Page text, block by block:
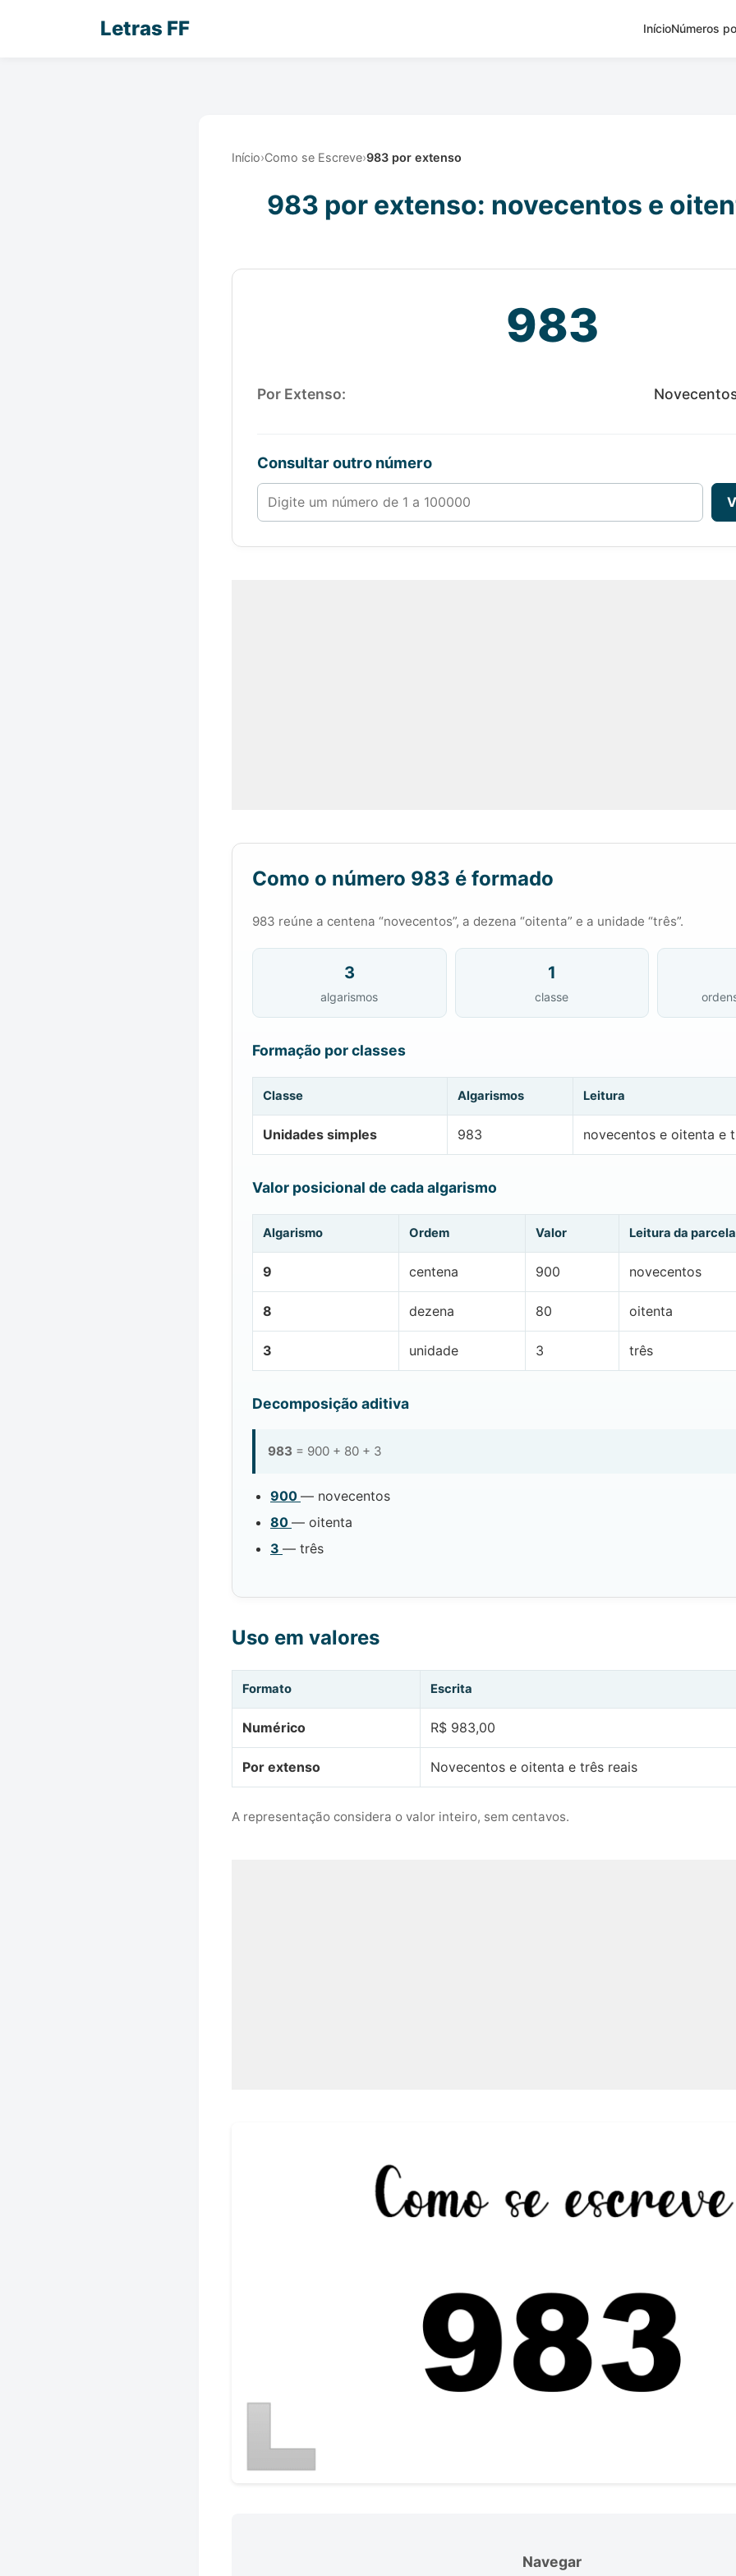
Letras FF InícioNúmeros
Início›Como se Escreve›983 por extenso
983 por extenso: novecentos e
983
Por Extenso:
Consultar outro número
Número de 1 a 100000
Como o número 983 é formado
983 reúne a centena “novecentos”, a dezena “oitenta” e a unidade “três”.
3
algarismos
1
classe
Formação por classes
Classe Algarismos Leitura
Unidades simples 983 novecentos e oitenta e
Valor posicional de cada algarismo
Algarismo Ordem Valor Leitura da parcela
9 centena 900 novecentos
8 dezena 80 oitenta
3 unidade 3 três
Decomposição aditiva
983 = 900 + 80 + 3
900 — novecentos
80 — oitenta
3 — três
Uso em valores
Formato Escrita
Numérico R$ 983,00
Por extenso Novecentos e oitenta e três reais
A representação considera o valor inteiro, sem centavos.
Navegar